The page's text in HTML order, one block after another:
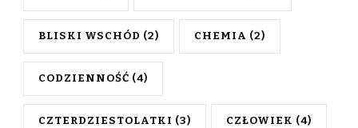
BLISKI WSCHÓD (2) CHEMIA (2)
CODZIENNOŚĆ (4)
CZTERDZIESTOLATKI (3) CZŁOWIEK (4)